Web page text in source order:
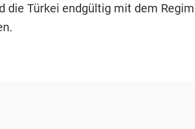
die Türkei endgültig mit dem